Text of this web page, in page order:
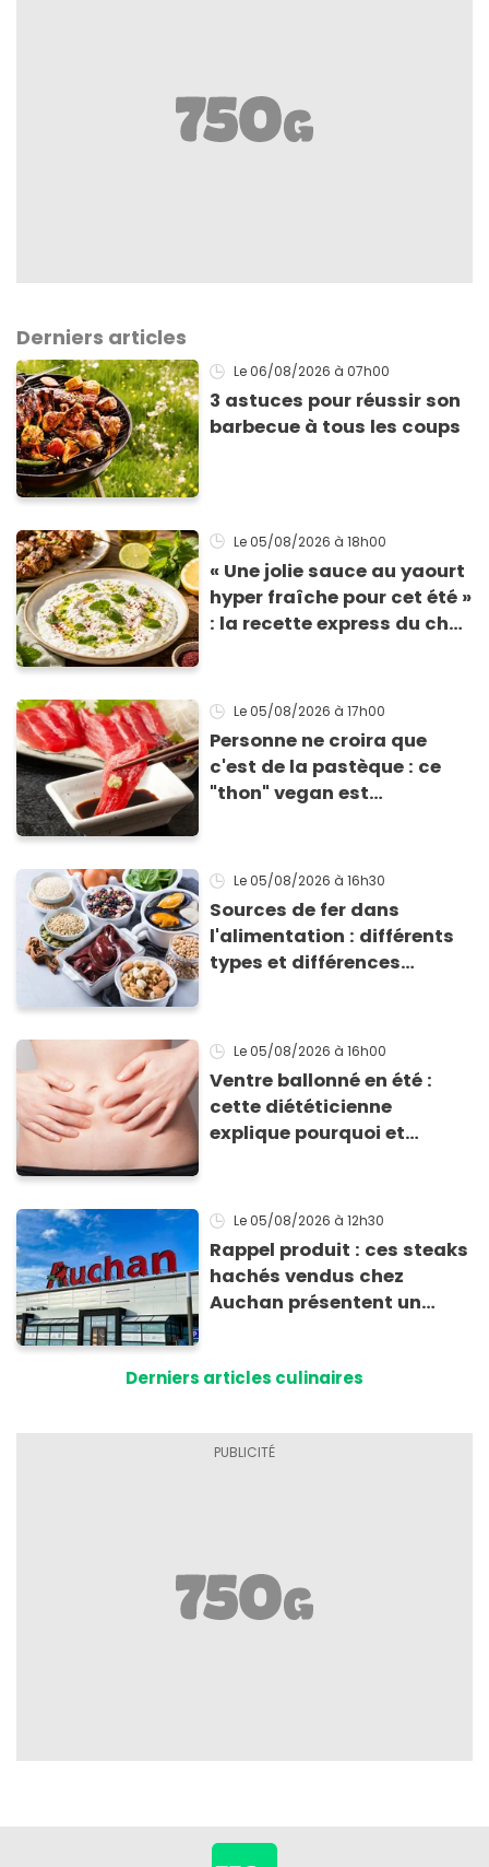
Derniers articles
Le 06/08/2026 à 07h00
3 astuces pour réussir son
barbecue à tous les coups
Le 05/08/2026 à 18h00
« Une jolie sauce au yaourt
hyper fraîche pour cet été »
: la recette express du chef
grillades
Le 05/08/2026 à 17h00
Personne ne croira que
c'est de la pastèque : ce
"thon" vegan est
Le 05/08/2026 à 16h30
Sources de fer dans
l'alimentation : différents
types et différences
Le 05/08/2026 à 16h00
Ventre ballonné en été :
cette diététicienne
explique pourquoi et
Le 05/08/2026 à 12h30
Rappel produit : ces steaks
hachés vendus chez
Auchan présentent un
Derniers articles culinaires